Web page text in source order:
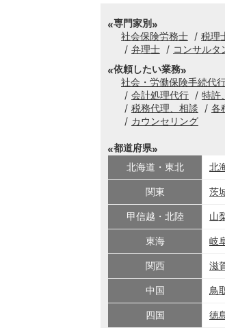
専門家別
社会保険労務士
税理
弁理士
コンサルタ
依頼したい業務
社会・労働保険手続代
会計処理代行
特許
税務代理、相談
各
カウンセリング
都道府県
北海道・東北
北
関東 茨
甲信越・北陸 山
東海 岐
関西 滋
中国 鳥
四国 徳